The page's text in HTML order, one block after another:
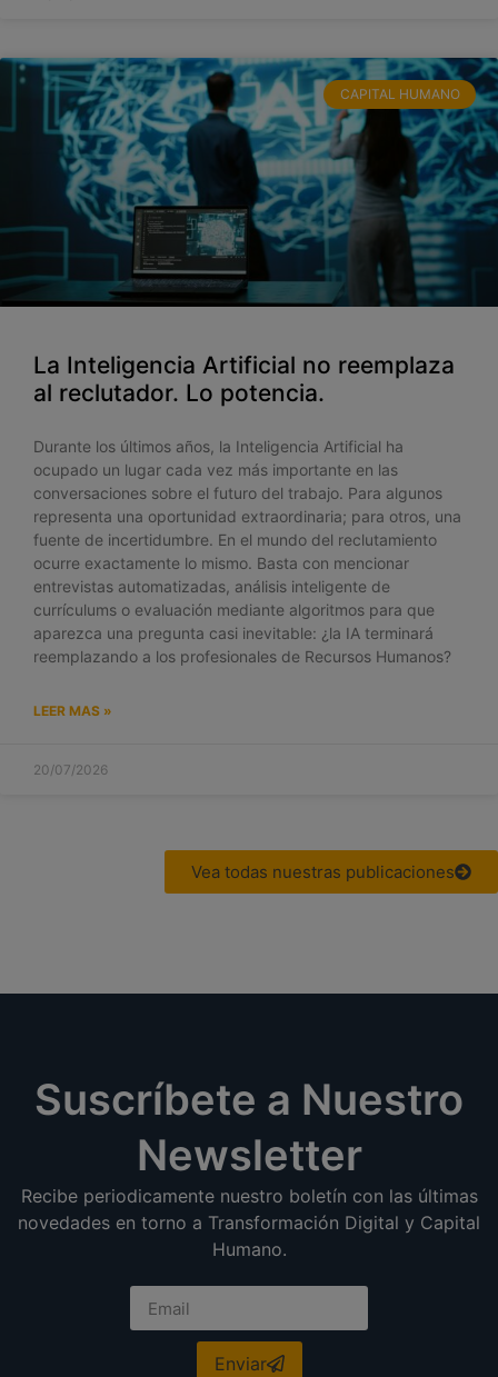
CAPITAL HUMANO
La Inteligencia Artificial no reemplaza
al reclutador. Lo potencia.
Durante los últimos años, la Inteligencia Artificial ha
ocupado un lugar cada vez más importante en las
conversaciones sobre el futuro del trabajo. Para algunos
representa una oportunidad extraordinaria; para otros, una
fuente de incertidumbre. En el mundo del reclutamiento
ocurre exactamente lo mismo. Basta con mencionar
entrevistas automatizadas, análisis inteligente de
currículums o evaluación mediante algoritmos para que
aparezca una pregunta casi inevitable: ¿la IA terminará
reemplazando a los profesionales de Recursos Humanos?
LEER MAS »
20/07/2026
Vea todas nuestras publicaciones
Suscríbete a Nuestro
Newsletter
Recibe periodicamente nuestro boletín con las últimas
novedades en torno a Transformación Digital y Capital
Humano.
Enviar